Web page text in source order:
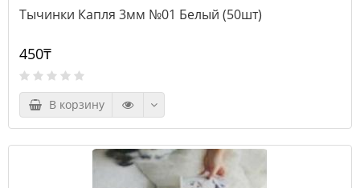
Тычинки Капля 3мм №01 Белый (50шт)
450₸
В корзину